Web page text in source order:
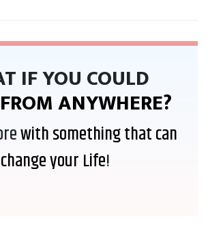
IF YOU COULD
ANYWHERE?
with something that can
change your Life!